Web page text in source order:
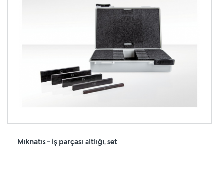
Mıknatıs – iş parçası altlığı, set